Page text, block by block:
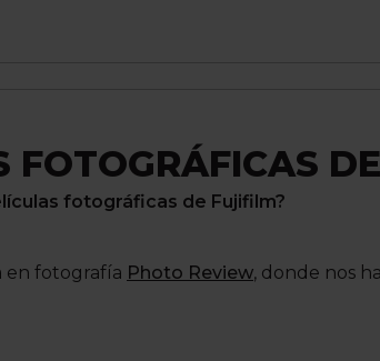
FOTOGRÁFICAS
fotográficas de Fujifilm?
en fotografía Photo Review, donde nos